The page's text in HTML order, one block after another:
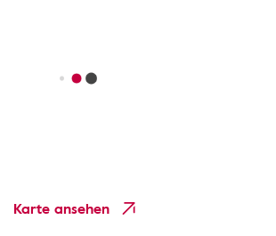
Karte ansehen